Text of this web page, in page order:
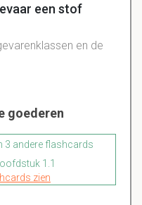
een stof
en de
goederen
3 andere flashcards
1.1
zien